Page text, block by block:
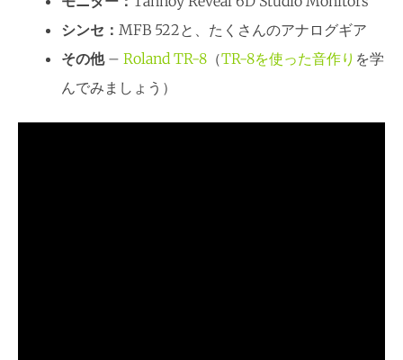
シンセ： MFB 522と、たくさんのアナログギア
その他 – Roland TR-8 （TR-8を使った音作り を学
んでみましょう）